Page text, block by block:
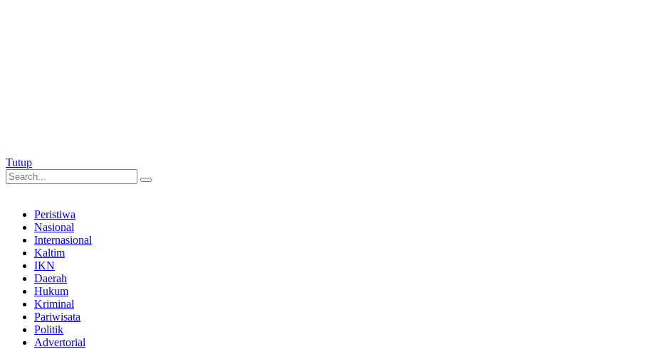
Tutup
Peristiwa
Nasional
Internasional
Kaltim
IKN
Daerah
Hukum
Kriminal
Pariwisata
Politik
Advertorial